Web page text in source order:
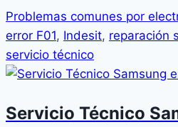
Problemas comunes por
error F01, Indesit, reparación
servicio técnico
Servicio Técnico